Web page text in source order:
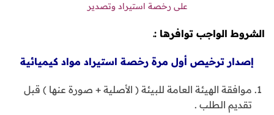
على رخصة استيراد وتصدير
الشروط الواجب توافرها :ـ
إصدار ترخيص أول مرة رخصة استيراد مواد كيميائية
موافقة الهيئة العامة للبيئة ( الأصلية + صورة عنها ) قبل
تقديم الطلب .